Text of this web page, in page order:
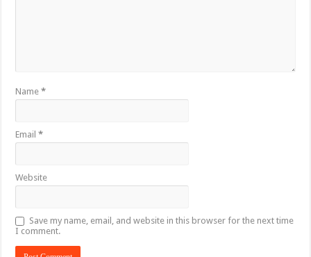
Name*
Email*
Website
Save my name, email, and website in this browser for the next time
I comment.